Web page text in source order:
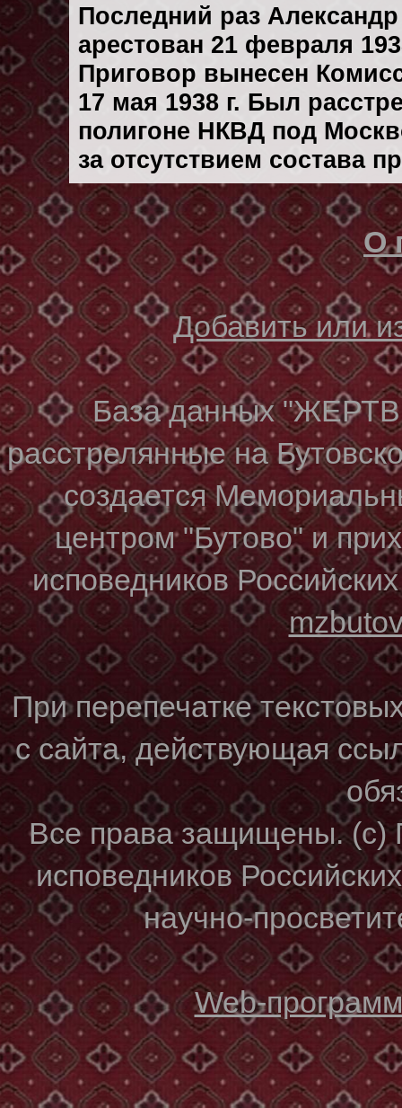
Последний раз
арестован 21 февраля
Приговор вынесен
17 мая 1938 г. Был
полигоне НКВД под
за отсутствием состава
О
Добавить или
База данных
расстрелянные на
создается
центром "Бутово" и
исповедников
При перепечатке
с сайта, действующая
Все права защищены. (с)
исповедников
научно-
Web-